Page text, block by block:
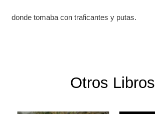
donde tomaba con traficantes y putas.
Otros Libros